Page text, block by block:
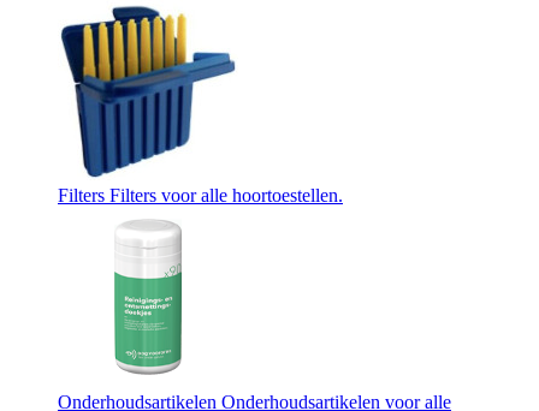
Filters Filters voor alle hoortoestellen.
Onderhoudsartikelen Onderhoudsartikelen voor alle